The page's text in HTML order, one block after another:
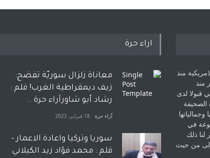
منذ
منذ
قبولا لدى
الصحيفة
في
ذلك
من حيث
اراء حرة
معاناة زلزال سوريّة تفضح:
زيف ديمقراطية الغرب! قلم :
رشاد أبو شاورآراء حرة ..
آراء حرة 18 فبراير، 2023
سوريا وتركيا واعادة الاعمار -
قلم : محمد فؤاد زيد الكيلاني